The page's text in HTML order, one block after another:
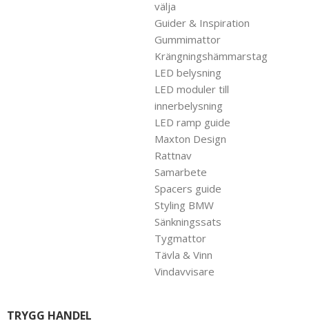
välja
Guider & Inspiration
Gummimattor
Krängningshämmarstag
LED belysning
LED moduler till
innerbelysning
LED ramp guide
Maxton Design
Rattnav
Samarbete
Spacers guide
Styling BMW
Sänkningssats
Tygmattor
Tävla & Vinn
Vindavvisare
TRYGG HANDEL